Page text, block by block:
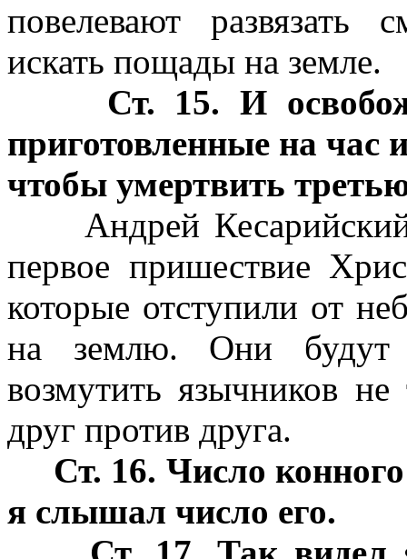
повелевают развязать
искать пощады на земле.
Ст. 15. И
приготовленные на час
чтобы умертвить
Андрей Кесарийский
первое пришествие
которые отступили от
на землю. Они будут
возмутить язычников
друг против друга.
Ст. 16. Число
я слышал число его.